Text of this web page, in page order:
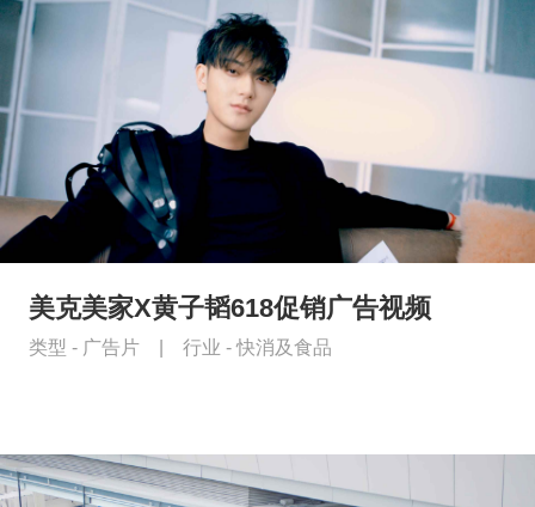
美克美家X黄子韬618促销广告视频
类型 - 广告片 行业 -快消及食品